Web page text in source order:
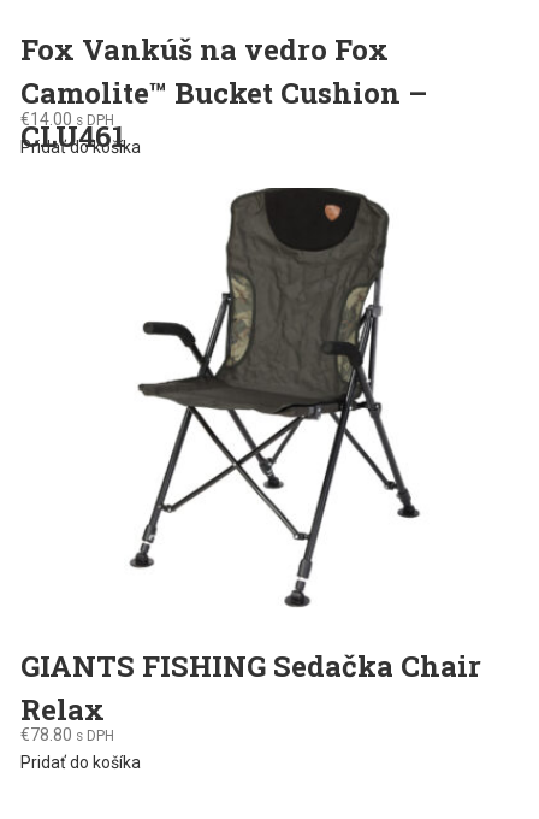
Fox Vankúš na vedro Fox
Camolite™ Bucket Cushion –
CLU461
€14.00 s DPH
Pridať do košíka
GIANTS FISHING Sedačka Chair
Relax
€78.80 s DPH
Pridať do košíka